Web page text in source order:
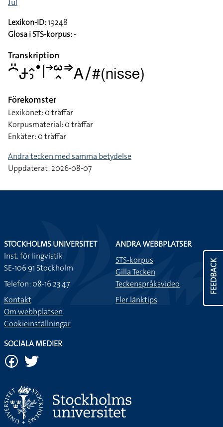
Jul
Lexikon-ID:19248
Glosa i STS-korpus:-
Transkription
􌤀􌤺􌥂􌤵􌤶􌤟􌥼􌥣􌥱􌥿􌦆􌤤􌥠#(nisse)
Förekomster
Lexikonet: 0 träffar
Korpusmaterial: 0 träffar
Enkäter: 0 träffar
Andra tecken med samma betydelse
Uppdaterat: 2026-08-07
FEEDBACK
STOCKHOLMS UNIVERSITET
Inst. för lingvistik
SE-106 91 Stockholm
Telefon: 08-16 23 47
Kontakt
Om webbplatsen
Cookieinställningar
ANDRA WEBBPLATSER
STS-korpus
Gilla Tecken
Teckenspråksvideo
Fler länktips
SOCIALA MEDIER